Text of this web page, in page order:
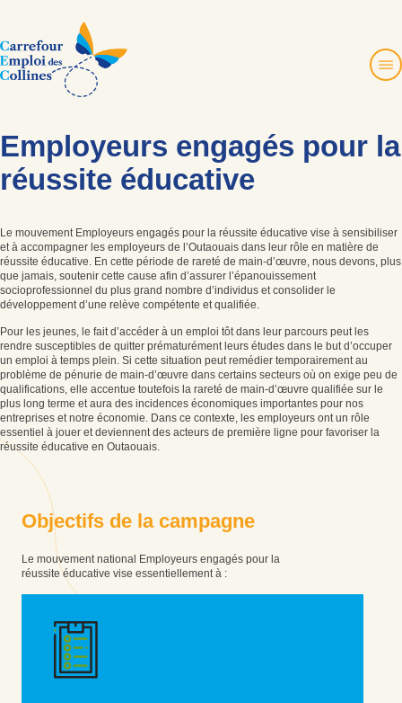
À propos
Services et projets
Emplois
Zone employeur
Ressources pour les 12-35 ans
Nous joindre
English
Deviens membre
819 457-4480
Sans frais:
1694, montée de la Source
Cantley, Québec J8V 3H6
Faire un don
Instagram
Employeurs engagés pour la
réussite éducative
Le mouvement Employeurs engagés pour la réussite éducative vise à sensibiliser
et à accompagner les employeurs de l’Outaouais dans leur rôle en matière de
réussite éducative. En cette période de rareté de main-d’œuvre, nous devons, plus
que jamais, soutenir cette cause afin d’assurer l’épanouissement
socioprofessionnel du plus grand nombre d’individus et consolider le
développement d’une relève compétente et qualifiée.
Pour les jeunes, le fait d’accéder à un emploi tôt dans leur parcours peut les
rendre susceptibles de quitter prématurément leurs études dans le but d’occuper
un emploi à temps plein. Si cette situation peut remédier temporairement au
problème de pénurie de main-d’œuvre dans certains secteurs où on exige peu de
qualifications, elle accentue toutefois la rareté de main-d’œuvre qualifiée sur le
plus long terme et aura des incidences économiques importantes pour nos
entreprises et notre économie. Dans ce contexte, les employeurs ont un rôle
essentiel à jouer et deviennent des acteurs de première ligne pour favoriser la
réussite éducative en Outaouais.
Objectifs de a campagne
Le mouvement national Employeurs engagés pour la
réussite éducative vise essentiellement à :